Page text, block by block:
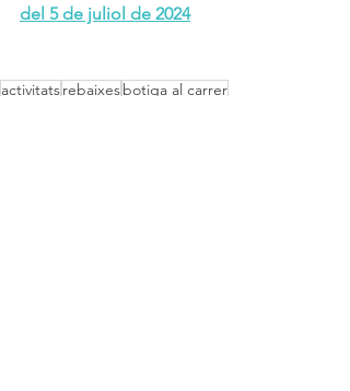
del 5 de juliol de 2024
activitatsrebaixesbotiga al carrer